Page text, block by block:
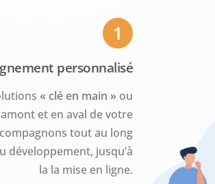
1
personnalisé
« clé en main » ou
et en aval de votre
tout au long
développement, jusqu’à
la la mise en ligne.